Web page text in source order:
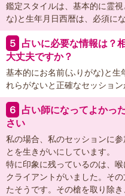
鑑定スタイルは、基本的に霊
な)と生年月日西暦は、必須にな
５ 占いに必要な情報は？
大丈夫ですか？
基本的にお名前(ふりがな)と生
れらがないと正確なセッション
６ 占い師になってよかっ
さい
私の場合、私のセッションに
とを生きがいにしています。
特に印象に残っているのは、
クライアントがいました。そ
たそうです。その槍を取り除